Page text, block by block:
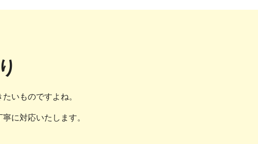
いものですよね。
に対応いたします。